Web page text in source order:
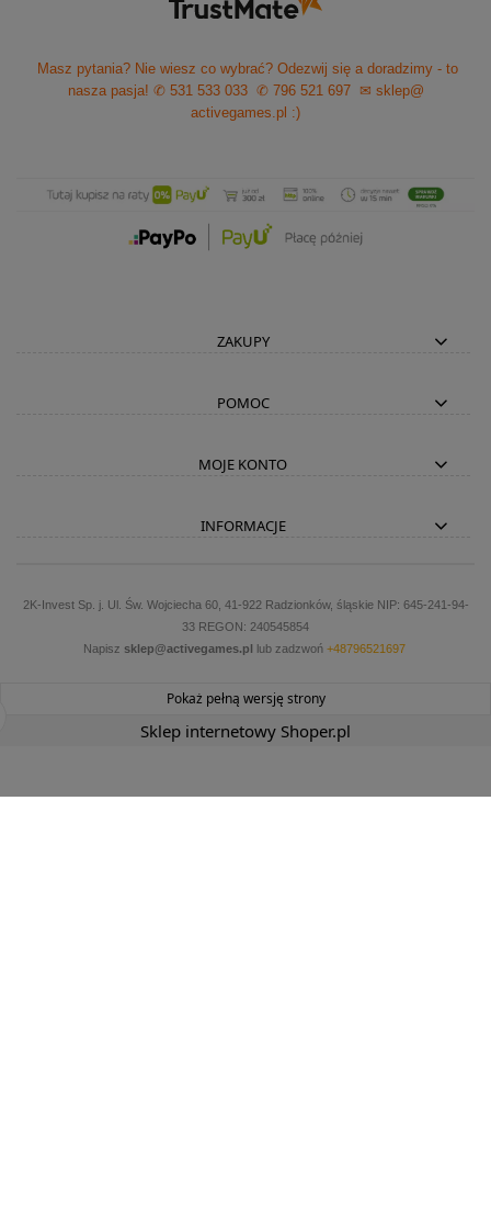
Masz pytania? Nie wiesz co wybrać? Odezwij się a doradzimy - to
nasza pasja! ✆ 531 533 033 ✆ 796 521 697
✉ sklep@
activegames.pl :)
ZAKUPY
POMOC
MOJE KONTO
INFORMACJE
2K-Invest Sp. j. Ul. Św. Wojciecha 60, 41-922 Radzionków, śląskie NIP: 645-241-94-
33 REGON: 240545854
Napisz sklep@activegames.pl lub zadzwoń +48796521697
Pokaż pełną wersję strony
Sklep internetowy Shoper.pl